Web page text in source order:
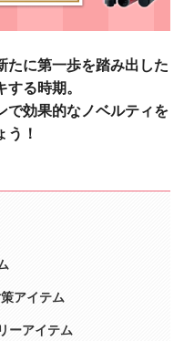
たに第一歩を踏み出した
る時期。
で効果的なノベルティを
う！
アイテム
ーアイテム